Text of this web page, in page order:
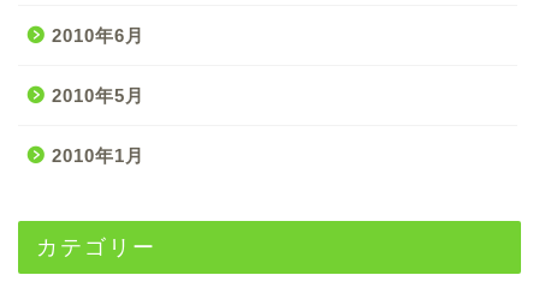
2010年6月
2010年5月
2010年1月
カテゴリー